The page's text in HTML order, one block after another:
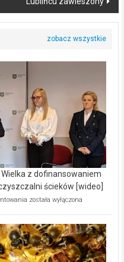
Wielka z dofinansowaniem
ścieków [wideo]
Ekologiczne
Wręczyca
Wielka
z
dofinansowaniem
została wyłączona